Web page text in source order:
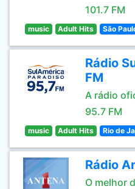
101.7 FM
music Adult Hits São
Rádio
FM
A rádio
95.7 FM
music Adult Hits Rio de
Rádio
O melhor